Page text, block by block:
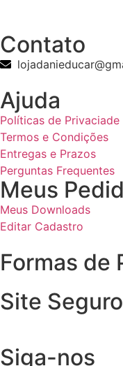
Contato
Ajuda
Políticas de Privaciade
Termos e Condições
Entregas e Prazos
Perguntas Frequentes
Meus
Meus Downloads
Editar Cadastro
Formas de
Site Seguro
Siga-nos